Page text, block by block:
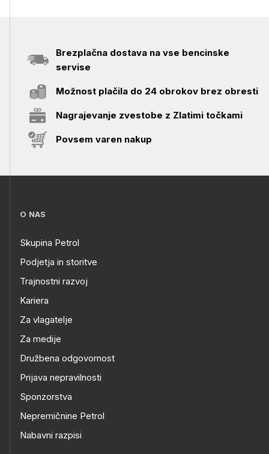
Brezplačna dostava na vse bencinske
servise
Možnost plačila do 24 obrokov brez obresti
Nagrajevanje zvestobe z Zlatimi točkami
Povsem varen nakup
O NAS
Skupina Petrol
Podjetja in storitve
Trajnostni razvoj
Kariera
Za vlagatelje
Za medije
Družbena odgovornost
Prijava nepravilnosti
Sponzorstva
Nepremičnine Petrol
Nabavni razpisi